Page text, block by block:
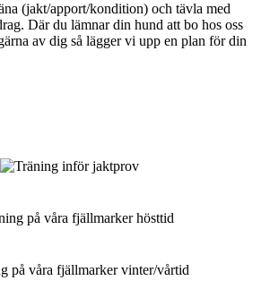
(jakt/apport/kondition) och tävla med
Där du lämnar din hund att bo hos oss
av dig så lägger vi upp en plan för din